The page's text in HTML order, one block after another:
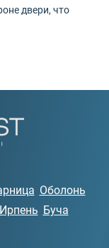
двери, что
Оболонь
Ирпень Буча